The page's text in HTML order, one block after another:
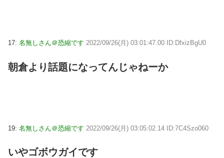
17: 名無しさん＠恐縮です 2022/09/26(月) 03:01:47.00 ID:DfxizBgU0
朝倉より話題になってんじゃねーか
19: 名無しさん＠恐縮です 2022/09/26(月) 03:05:02.14 ID:7C4Szo060
いやゴボウガイです